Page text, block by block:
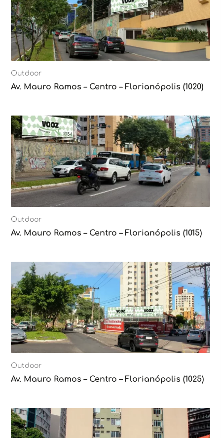
Outdoor
Av. Mauro Ramos – Centro – Florianópolis (1020)
Outdoor
Av. Mauro Ramos – Centro – Florianópolis (1015)
Outdoor
Av. Mauro Ramos – Centro – Florianópolis (1025)